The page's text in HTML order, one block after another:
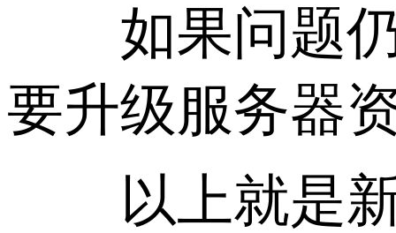
如果问题仍
要升级服务器
以上就是新